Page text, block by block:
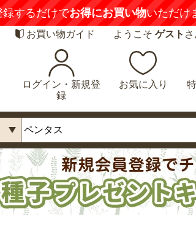
録するだけでお得にお買い物いただけ
お買い物ガイド ようこそ ゲスト
ログイン・新規登
録
お気に入り